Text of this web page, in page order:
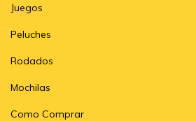
Juegos
Peluches
Rodados
Mochilas
Como Comprar